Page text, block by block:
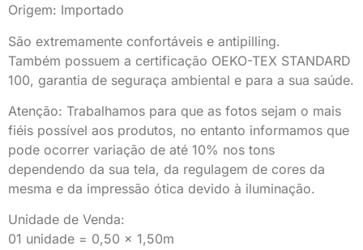
Origem: Importado
São extremamente confortáveis e antipilling.
Também possuem a certificação OEKO-TEX STANDARD
100, garantia de seguraça ambiental e para a sua saúde.
Atenção: Trabalhamos para que as fotos sejam o mais
fiéis possível aos produtos, no entanto informamos que
pode ocorrer variação de até 10% nos tons
dependendo da sua tela, da regulagem de cores da
mesma e da impressão ótica devido à iluminação.
Unidade de Venda:
01 unidade = 0,50 x 1,50m